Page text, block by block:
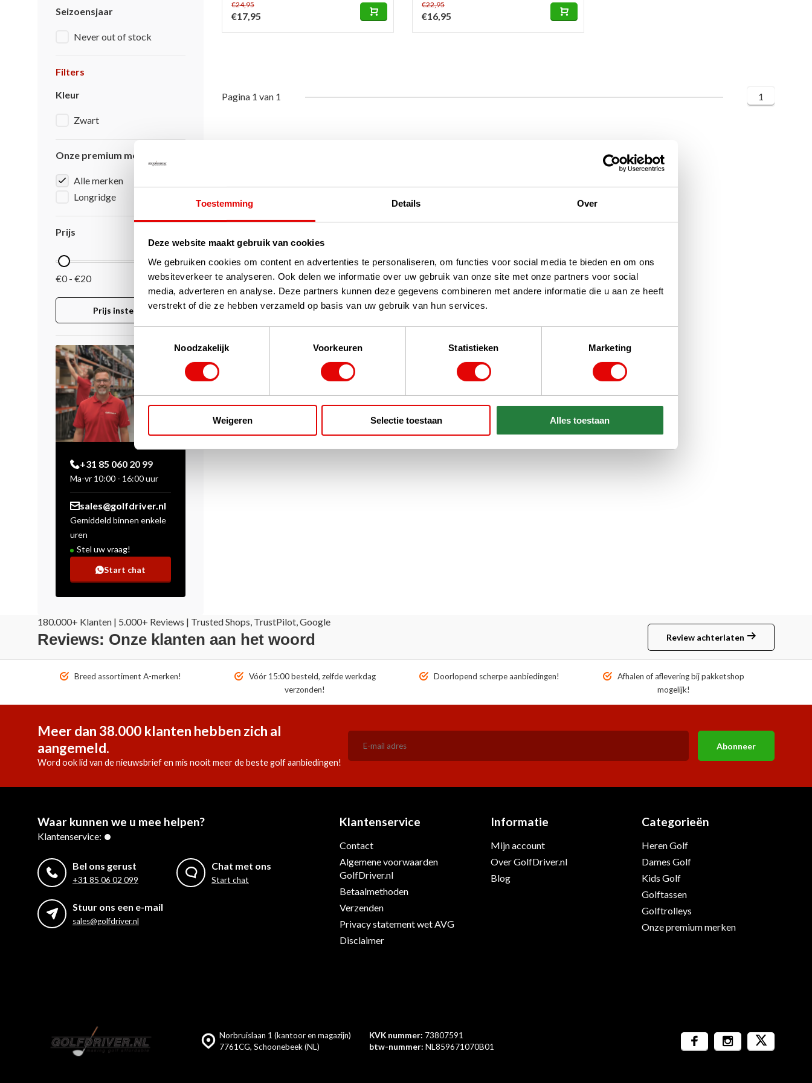
Toestemming Details Over
Deze website maakt gebruik van cookies
We gebruiken cookies om content en advertenties te personaliseren, om functies voor social media te bieden en om ons
websiteverkeer te analyseren. Ook delen we informatie over uw gebruik van onze site met onze partners voor social
media, adverteren en analyse. Deze partners kunnen deze gegevens combineren met andere informatie die u aan ze heeft
verstrekt of die ze hebben verzameld op basis van uw gebruik van hun services.
Noodzakelijk
Voorkeuren Statistieken Marketing
Weigeren Selectie toestaan Alles toestaan
Seizoensjaar
Never out of stock
Filters
Kleur
Zwart
Onze premium merken
Alle merken
Longridge
Prijs
€0 - €20
Prijs instellen
+31 85 060 20 99
Ma-vr 10:00 - 16:00 uur
sales@golfdriver.nl
Gemiddeld binnen enkele
uren
Stel uw vraag!
Start chat
€24,95
€17,95
€22,95
€16,95
Pagina 1 van 1 1
180.000+ Klanten | 5.000+ Reviews | Trusted Shops, TrustPilot, Google
Reviews: Onze klanten aan het woord Review achterlaten
Breed assortiment A-merken!
Vóór 15:00 besteld, zelfde werkdag
verzonden!
Doorlopend scherpe aanbiedingen!
Afhalen of aflevering bij pakketshop
mogelijk!
Meer dan 38.000 klanten hebben zich al
aangemeld.
Word ook lid van de nieuwsbrief en mis nooit meer de beste golf aanbiedingen!
Abonneer
Waar kunnen we u mee helpen?
Klantenservice:
Bel ons gerust
+31 85 06 02 099
Chat met ons
Start chat
Stuur ons een e-mail
sales@golfdriver.nl
Klantenservice
Contact
Algemene voorwaarden
GolfDriver.nl
Betaalmethoden
Verzenden
Privacy statement wet AVG
Disclaimer
Informatie
Mijn account
Over GolfDriver.nl
Blog
Categorieën
Heren Golf
Dames Golf
Kids Golf
Golftassen
Golftrolleys
Onze premium merken
Norbruislaan 1 (kantoor en magazijn)
7761CG, Schoonebeek (NL)
KVK nummer: 73807591
btw-nummer: NL859671070B01